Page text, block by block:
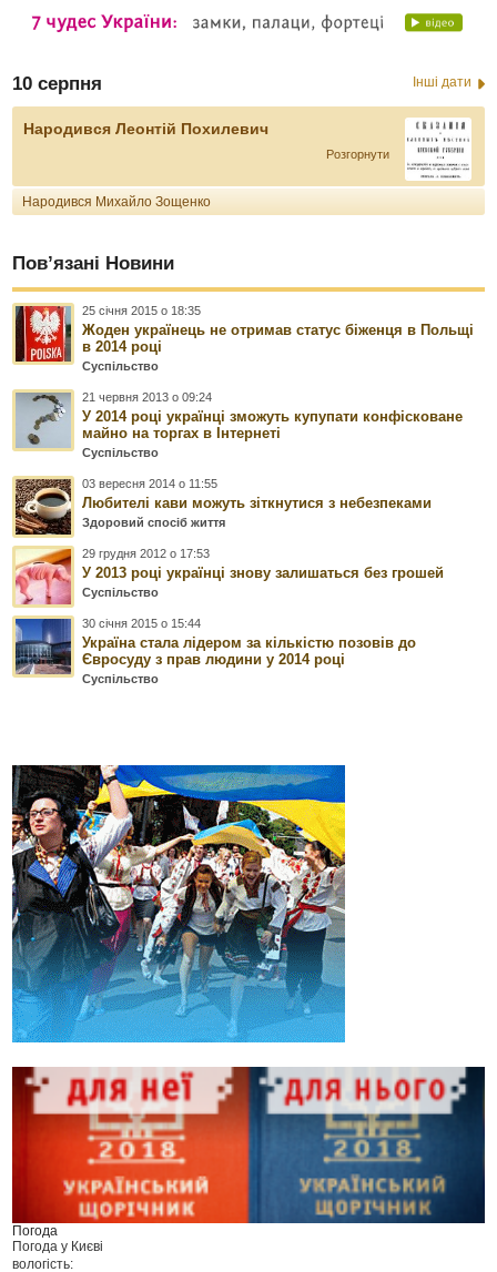
10 серпня Інші дати
Народився Леонтій Похилевич
Розгорнути
Народився Михайло Зощенко
Пов’язані Новини
25 січня 2015 о 18:35
Жоден українець не отримав статус біженця в Польщі
в 2014 році
Суспільство
21 червня 2013 о 09:24
У 2014 році українці зможуть купупати конфісковане
майно на торгах в Інтернеті
Суспільство
03 вересня 2014 о 11:55
Любителі кави можуть зіткнутися з небезпеками
Здоровий спосіб життя
29 грудня 2012 о 17:53
У 2013 році українці знову залишаться без грошей
Суспільство
30 січня 2015 о 15:44
Україна стала лідером за кількістю позовів до
Євросуду з прав людини у 2014 році
Суспільство
Погода
Погода у Києві
вологість: